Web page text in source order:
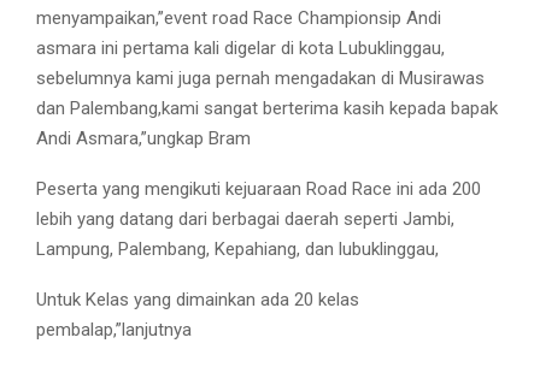
menyampaikan,”event road Race Championsip Andi
asmara ini pertama kali digelar di kota Lubuklinggau,
sebelumnya kami juga pernah mengadakan di Musirawas
dan Palembang,kami sangat berterima kasih kepada bapak
Andi Asmara,”ungkap Bram
Peserta yang mengikuti kejuaraan Road Race ini ada 200
lebih yang datang dari berbagai daerah seperti Jambi,
Lampung, Palembang, Kepahiang, dan lubuklinggau,
Untuk Kelas yang dimainkan ada 20 kelas
pembalap,”lanjutnya